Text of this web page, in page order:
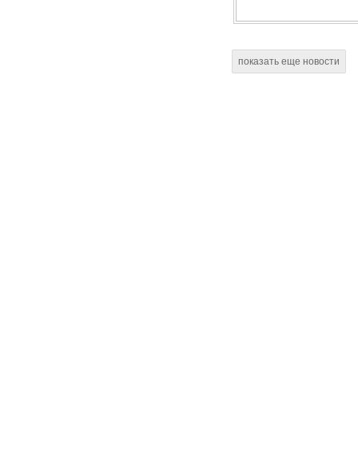
показать еще новости